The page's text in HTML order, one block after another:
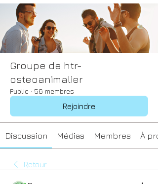
Groupe de htr-
osteoanimalier
Public · 56 membres
Rejoindre
Discussion Médias Membres À
Retour